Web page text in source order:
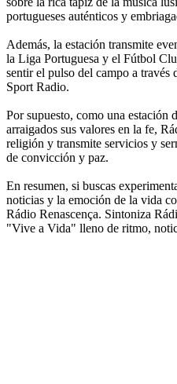
portugueses auténticos y
Además, la estación transmite
la Liga Portuguesa y el Fútbol
sentir el pulso del campo a través
Sport Radio.
Por supuesto, como una estación
arraigados sus valores en la fe,
religión y transmite servicios y
de convicción y paz.
En resumen, si buscas
noticias y la emoción de la vida
Rádio Renascença. Sintoniza
"Vive a Vida" lleno de ritmo,